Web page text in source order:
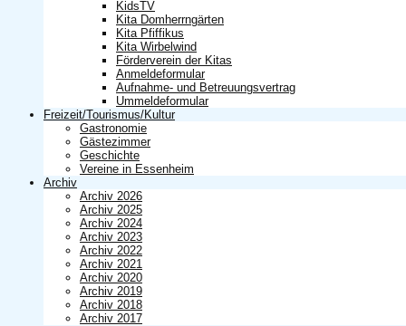
KidsTV
Kita Domherrngärten
Kita Pfiffikus
Kita Wirbelwind
Förderverein der Kitas
Anmeldeformular
Aufnahme- und Betreuungsvertrag
Ummeldeformular
Freizeit/Tourismus/Kultur
Gastronomie
Gästezimmer
Geschichte
Vereine in Essenheim
Archiv
Archiv 2026
Archiv 2025
Archiv 2024
Archiv 2023
Archiv 2022
Archiv 2021
Archiv 2020
Archiv 2019
Archiv 2018
Archiv 2017